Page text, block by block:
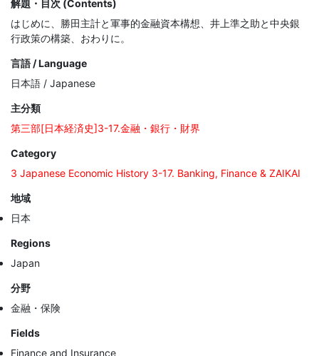
解題・目次 (Contents)
はじめに、勝田主計と軍事的金融資本構想、井上準之助と中央銀
行政策の構築、おわりに。
言語 / Language
日本語 / Japanese
主分類
第三部[日本経済史]3-17.金融・銀行・財界
Category
3 Japanese Economic History 3-17. Banking, Finance & ZAIKAI
地域
日本
Regions
Japan
分野
金融・保険
Fields
Finance and Insurance